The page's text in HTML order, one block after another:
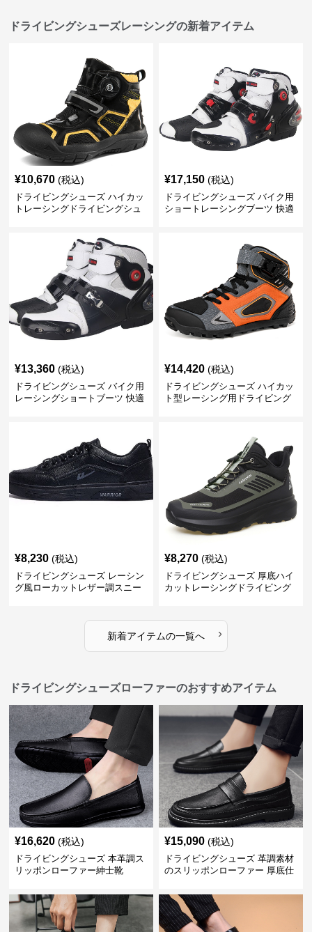
ドライビングシューズレーシングの新着アイテム
¥10,670 (税込)
ドライビングシューズ ハイカッ
トレーシングドライビングシュ
¥17,150 (税込)
ドライビングシューズ バイク用
ショートレーシングブーツ 快適
¥13,360 (税込)
ドライビングシューズ バイク用
レーシングショートブーツ 快適
¥14,420 (税込)
ドライビングシューズ ハイカッ
ト型レーシング用ドライビング
¥8,230 (税込)
ドライビングシューズ レーシン
グ風ローカットレザー調スニー
¥8,270 (税込)
ドライビングシューズ 厚底ハイ
カットレーシングドライビング
新着アイテムの一覧へ ›
ドライビングシューズローファーのおすすめアイテム
¥16,620 (税込)
ドライビングシューズ 本革調ス
リッポンローファー紳士靴
¥15,090 (税込)
ドライビングシューズ 革調素材
のスリッポンローファー 厚底仕